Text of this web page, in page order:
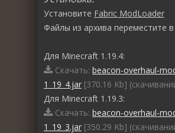
Установите Fabric ModLoader
Файлы из архива переместите в
Для Minecraft 1.19.4:
Скачать: beacon-overhaul-
1_19_4.jar [370.16 Kb]
Для Minecraft 1.19.3:
Скачать: beacon-overhaul-
1_19_3.jar [350.29 Kb]